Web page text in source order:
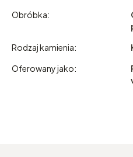
Obróbka:
Rodzaj kamienia:
Oferowany jako: